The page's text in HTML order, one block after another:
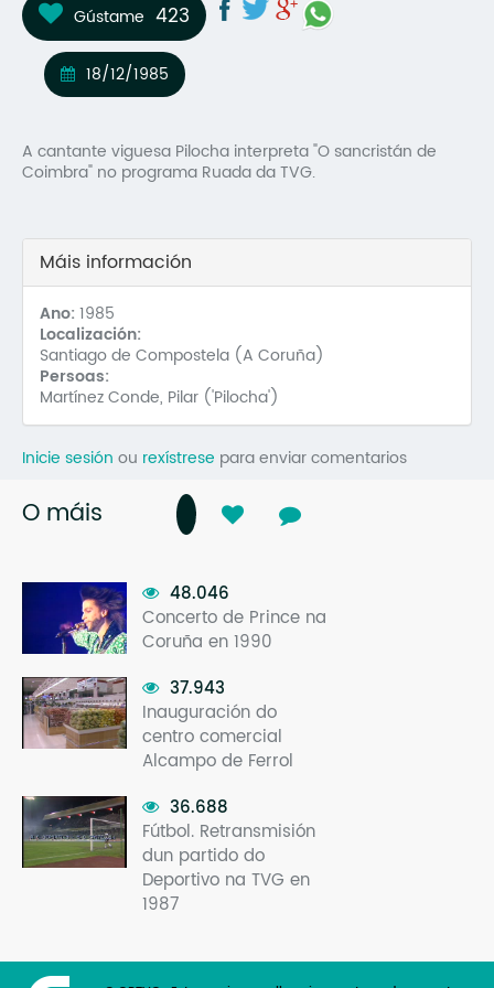
Gústame 423
18/12/1985
A cantante viguesa Pilocha interpreta "O sancristán de
Coimbra" no programa Ruada da TVG.
Máis información
Ano: 1985
Localización:
Santiago de Compostela (A Coruña)
Persoas:
Martínez Conde, Pilar ('Pilocha')
Inicie sesión ou rexístrese para enviar comentarios
O máis
48.046
Concerto de Prince na
Coruña en 1990
37.943
Inauguración do
centro comercial
Alcampo de Ferrol
36.688
Fútbol. Retransmisión
dun partido do
Deportivo na TVG en
1987